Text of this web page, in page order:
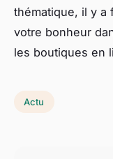
thématique, il y a
votre bonheur
les boutiques en
Actu